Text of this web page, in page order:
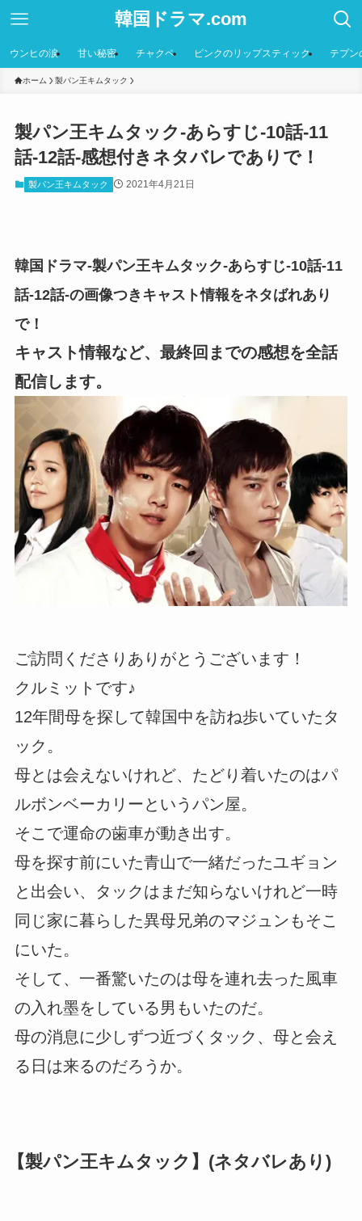
韓国ドラマ.com
ウンヒの涙 甘い秘密 チャクペ ピンクのリップスティック テプン
ホーム 製パン王キムタック
製パン王キムタック-あらすじ-10話-11
話-12話-感想付きネタバレでありで！
製パン王キムタック 2021年4月21日
韓国ドラマ-製パン王キムタック-あらすじ-10話-11
話-12話-の画像つきキャスト情報をネタばれあり
で！
キャスト情報など、最終回までの感想を全話
配信します。
ご訪問くださりありがとうございます！
クルミットです♪
12年間母を探して韓国中を訪ね歩いていたタ
ック。
母とは会えないけれど、たどり着いたのはパ
ルボンベーカリーというパン屋。
そこで運命の歯車が動き出す。
母を探す前にいた青山で一緒だったユギョン
と出会い、タックはまだ知らないけれど一時
同じ家に暮らした異母兄弟のマジュンもそこ
にいた。
そして、一番驚いたのは母を連れ去った風車
の入れ墨をしている男もいたのだ。
母の消息に少しずつ近づくタック、母と会え
る日は来るのだろうか。
【製パン王キムタック】(ネタバレあり)